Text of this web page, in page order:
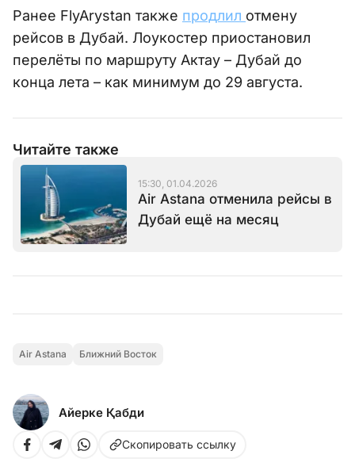
Ранее FlyArystan также продлил отмену
рейсов в Дубай. Лоукостер приостановил
перелёты по маршруту Актау – Дубай до
конца лета – как минимум до 29 августа.
Читайте также
15:30, 01.04.2026
Air Astana отменила рейсы в
Дубай ещё на месяц
Air Astana Ближний Восток
Айерке Қабди
Скопировать ссылку